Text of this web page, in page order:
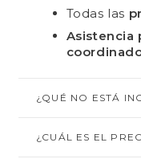
Todas las
Asistencia
¿QUÉ NO ESTÁ
¿CUÁL ES EL